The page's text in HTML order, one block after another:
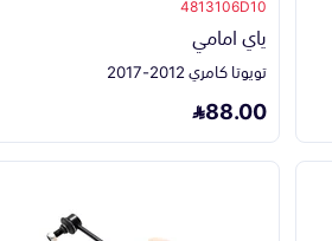
ياي امامي
تويوتا كامري 2012-2017
88.00